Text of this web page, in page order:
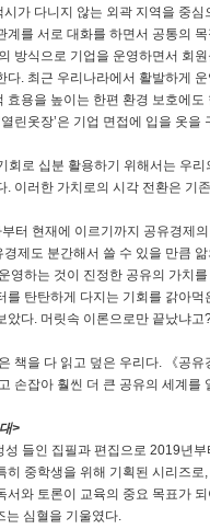
가 다니지 않는 외곽 지역을 중
를 서로 대화를 하면서 공통의
방식으로 기업을 운영하면서 회
. 최근 우리나라에서 활발하게 운
용을 높이는 한편 환경 보호에
린옷장’은 기업 면접에 입을 옷
로 십분 활용하기 위해서는 우
이러한 가치로의 시각 전환은 기
터 현재에 이르기까지 공유경제
제도 분간해서 쓸 수 있을 만큼
하는 것이 진정한 공유의 가치
탄탄하게 다지는 기회를 갉아
다. 머릿속 이론으로만 끝났냐
책을 다 읽고 덮은 우리다. 《공유
손잡아 훨씬 더 큰 공유의 세계를
>
들인 집필과 편집으로 2019년
중학생을 위해 기획된 시리즈
와 토론이 교육의 중요 목표가 되
는 심혈을 기울였다.